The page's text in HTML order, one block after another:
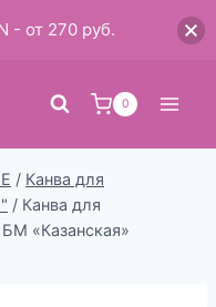
0
/ Канва для
/ Канва для
«Казанская»
- от 270 руб.